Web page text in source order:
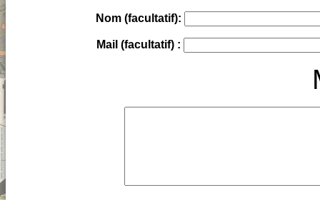
Nom (facultatif):
Mail (facultatif) :